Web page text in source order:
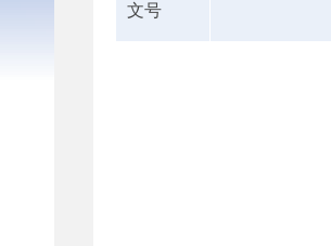
文号